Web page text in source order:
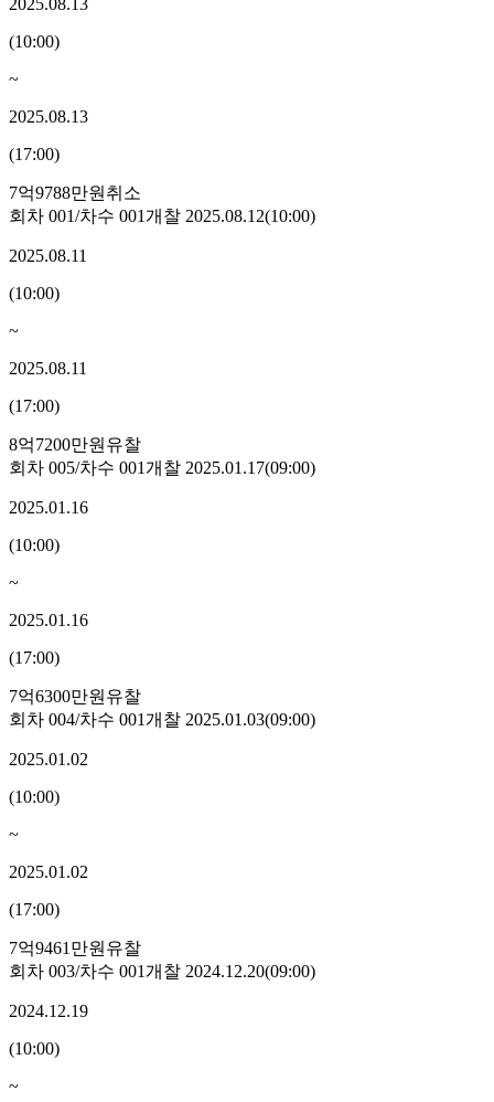
2025.08.13
(10:00)
~
2025.08.13
(17:00)
7억9788만원 취소
회차 001/차수 001개찰 2025.08.12(10:00)
2025.08.11
(10:00)
~
2025.08.11
(17:00)
8억7200만원 유찰
회차 005/차수 001개찰 2025.01.17(09:00)
2025.01.16
(10:00)
~
2025.01.16
(17:00)
7억6300만원 유찰
회차 004/차수 001개찰 2025.01.03(09:00)
2025.01.02
(10:00)
~
2025.01.02
(17:00)
7억9461만원 유찰
회차 003/차수 001개찰 2024.12.20(09:00)
2024.12.19
(10:00)
~